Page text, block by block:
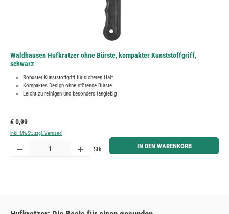
Waldhausen Hufkratzer ohne Bürste, kompakter Kunststoffgriff,
schwarz
Robuster Kunststoffgriff für sicheren Halt
Kompaktes Design ohne störende Bürste
Leicht zu reinigen und besonders langlebig
Regulärer Preis:
€ 0,99
inkl. MwSt. zzgl. Versand
Produkt Anzahl: Gib den gewünschten Wert ein oder benutze die Schaltflächen um die Anzahl zu
Stk. IN DEN WARENKORB